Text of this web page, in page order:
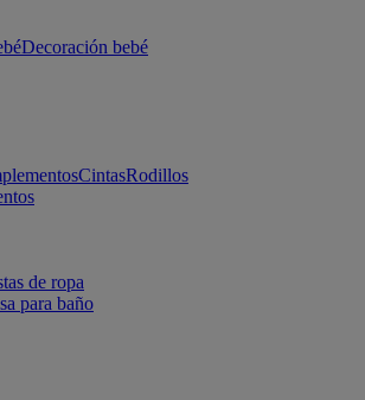
Decoración bebé
CintasRodillos
de ropa
para baño